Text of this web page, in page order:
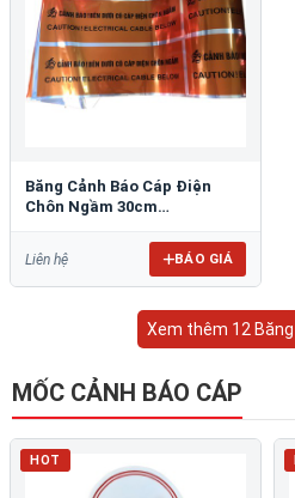
Băng Cảnh Báo Cáp Điện
Chôn Ngầm 30cm
Liên hệ BÁO GIÁ
Xem thêm 12
MỐC CẢNH BÁO CÁP
HOT